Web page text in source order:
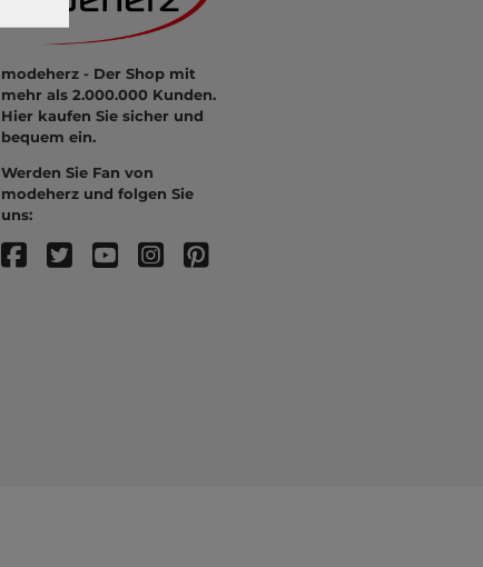
modeherz - Der Shop mit
mehr als 2.000.000 Kunden.
Hier kaufen Sie sicher und
bequem ein.
Werden Sie Fan von
modeherz und folgen Sie
uns: